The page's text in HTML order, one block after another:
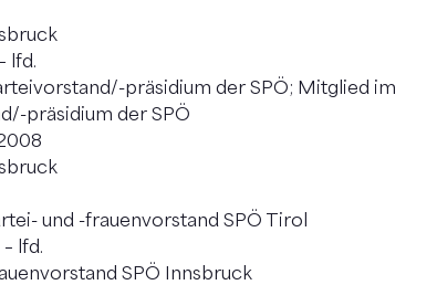
lfd.
präsidium der SPÖ; Mitglied im
präsidium der SPÖ
und -frauenvorstand SPÖ Tirol
lfd.
SPÖ Innsbruck